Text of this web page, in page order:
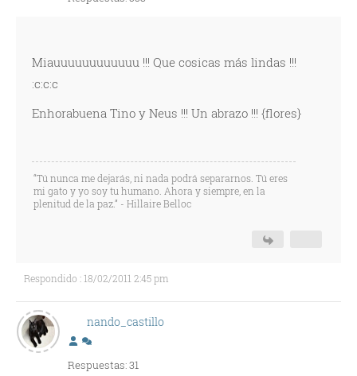
Miauuuuuuuuuuuu !!! Que cosicas más lindas !!!
:c:c:c
Enhorabuena Tino y Neus !!! Un abrazo !!! {flores}
“Tú nunca me dejarás, ni nada podrá separarnos. Tú eres
mi gato y yo soy tu humano. Ahora y siempre, en la
plenitud de la paz.” - Hillaire Belloc
Respondido : 18/02/2011 2:45 pm
nando_castillo
Respuestas: 31